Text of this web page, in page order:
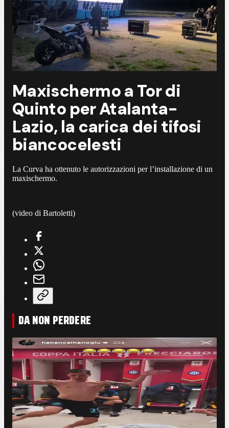
Maxischermo a Tor di
Quinto per Atalanta-
Lazio, la carica dei tifosi
biancocelesti
La Curva ha ottenuto le autorizzazioni per l’installazione di un
maxischermo.
(video di Bartoletti)
DA NON PERDERE